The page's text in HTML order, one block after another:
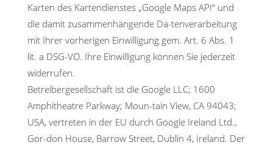
Karten des Kartendienstes „Google Maps API“ und
die damit zusammenhängende Da-tenverarbeitung
mit Ihrer vorherigen Einwilligung gem. Art. 6 Abs. 1
lit. a DSG-VO. Ihre Einwilligung können Sie jederzeit
widerrufen.
Betreibergesellschaft ist die Google LLC; 1600
Amphitheatre Parkway; Moun-tain View, CA 94043;
USA, vertreten in der EU durch Google Ireland Ltd.,
Gor-don House, Barrow Street, Dublin 4, Ireland. Der